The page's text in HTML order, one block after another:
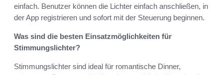
einfach. Benutzer können die Lichter einfach anschließen, in
der App registrieren und sofort mit der Steuerung beginnen.
Was sind die besten Einsatzmöglichkeiten für
Stimmungslichter?
Stimmungslichter sind ideal für romantische Dinner,